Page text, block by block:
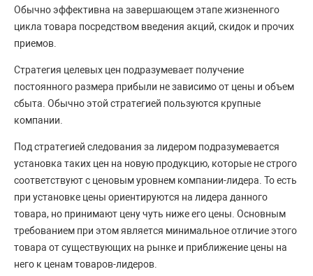
Обычно эффективна на завершающем этапе жизненного
цикла товара посредством введения акций, скидок и прочих
приемов.
Стратегия целевых цен подразумевает получение
постоянного размера прибыли не зависимо от цены и объем
сбыта. Обычно этой стратегией пользуются крупные
компании.
Под стратегией следования за лидером подразумевается
установка таких цен на новую продукцию, которые не строго
соответствуют с ценовым уровнем компании-лидера. То есть
при установке цены ориентируются на лидера данного
товара, но принимают цену чуть ниже его цены. Основным
требованием при этом является минимальное отличие этого
товара от существующих на рынке и приближение цены на
него к ценам товаров-лидеров.